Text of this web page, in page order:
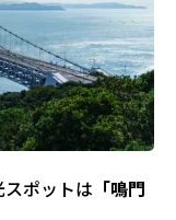
ポットは 「鳴門